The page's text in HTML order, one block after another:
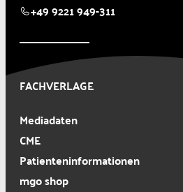
+49 9221 949-311
FACHVERLAGE
Mediadaten
CME
Patienteninformationen
mgo shop